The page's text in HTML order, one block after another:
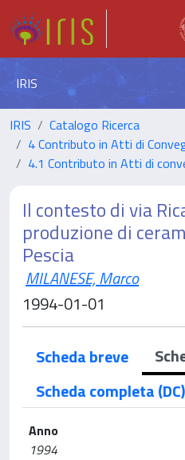
IRIS
IRIS
Catalogo Ricerca
4 Contributo in Atti di
4.1 Contributo in Atti di
Il contesto di via
produzione di
Pescia
MILANESE, Marco
1994-01-01
Scheda breve
Scheda completa (DC)
Anno
1994